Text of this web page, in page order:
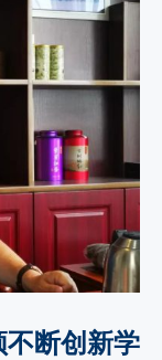
不断创新学